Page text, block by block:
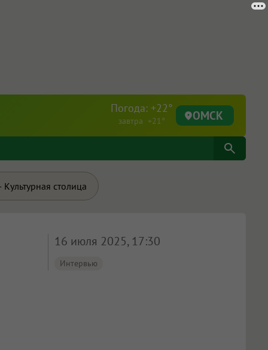
Погода: +22°
завтра +21° ОМСК
столица
16 июля 2025, 17:30
Интервью